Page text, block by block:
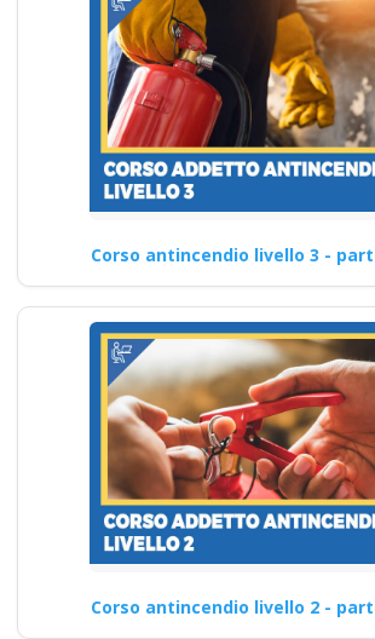
Corso antincendio livello 3 -
Corso antincendio livello 2 -